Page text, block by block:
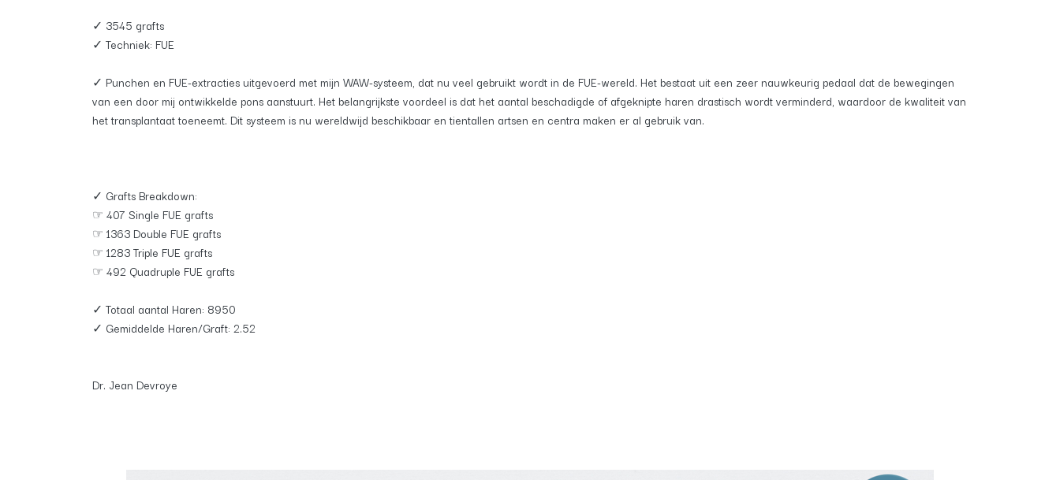
✓ 3545 grafts
✓ Techniek: FUE
✓ Punchen en FUE-extracties uitgevoerd met mijn WAW-systeem, dat nu veel gebruikt wordt in de FUE-wereld. Het bestaat uit een zeer nauwkeurig pedaal dat de bewegingen
van een door mij ontwikkelde pons aanstuurt. Het belangrijkste voordeel is dat het aantal beschadigde of afgeknipte haren drastisch wordt verminderd, waardoor de kwaliteit van
het transplantaat toeneemt. Dit systeem is nu wereldwijd beschikbaar en tientallen artsen en centra maken er al gebruik van.
✓ Grafts Breakdown:
☞ 407 Single FUE grafts
☞ 1363 Double FUE grafts
☞ 1283 Triple FUE grafts
☞ 492 Quadruple FUE grafts
✓ Totaal aantal Haren: 8950
✓ Gemiddelde Haren/Graft: 2.52
Dr. Jean Devroye